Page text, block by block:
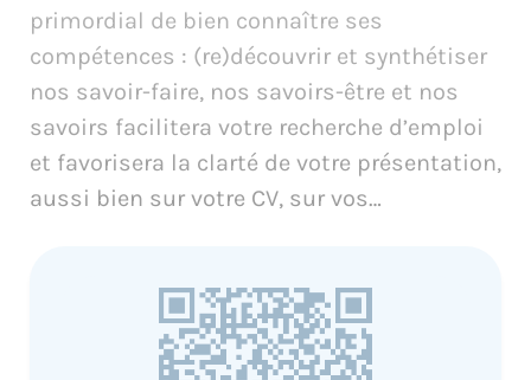
primordial de bien connaître ses
compétences : (re)découvrir et synthétiser
nos savoir-faire, nos savoirs-être et nos
savoirs facilitera votre recherche d’emploi
et favorisera la clarté de votre présentation,
aussi bien sur votre CV, sur vos…